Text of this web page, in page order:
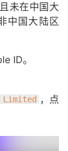
未在中国大
中国大陆区
ID。
Limited ，点